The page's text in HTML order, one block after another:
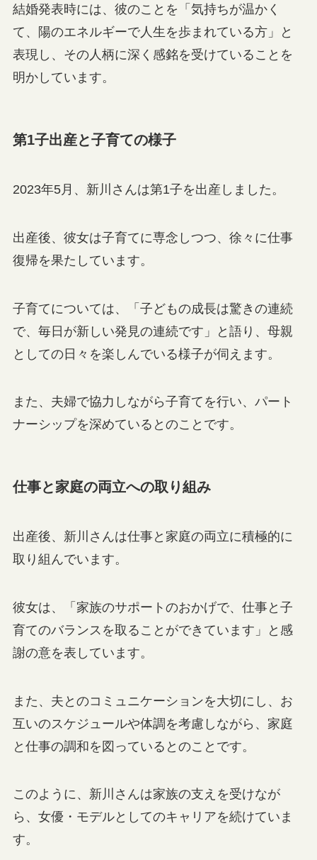
結婚発表時には、彼のことを「気持ちが温かく
て、陽のエネルギーで人生を歩まれている方」と
表現し、その人柄に深く感銘を受けていることを
明かしています。
第1子出産と子育ての様子
2023年5月、新川さんは第1子を出産しました。
出産後、彼女は子育てに専念しつつ、徐々に仕事
復帰を果たしています。
子育てについては、「子どもの成長は驚きの連続
で、毎日が新しい発見の連続です」と語り、母親
としての日々を楽しんでいる様子が伺えます。
また、夫婦で協力しながら子育てを行い、パート
ナーシップを深めているとのことです。
仕事と家庭の両立への取り組み
出産後、新川さんは仕事と家庭の両立に積極的に
取り組んでいます。
彼女は、「家族のサポートのおかげで、仕事と子
育てのバランスを取ることができています」と感
謝の意を表しています。
また、夫とのコミュニケーションを大切にし、お
互いのスケジュールや体調を考慮しながら、家庭
と仕事の調和を図っているとのことです。
このように、新川さんは家族の支えを受けなが
ら、女優・モデルとしてのキャリアを続けていま
す。